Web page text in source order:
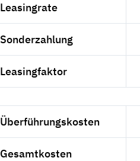
Leasingrate
Sonderzahlung
Leasingfaktor
Überführungskosten
Gesamtkosten